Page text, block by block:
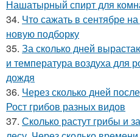
Нашатырный спирт для
34. Что сажать в сентябре
новую подборку
35. За сколько дней
и температура воздуха для
дождя
36. Через сколько дней
Рост грибов разных видов
37. Сколько растут грибы и